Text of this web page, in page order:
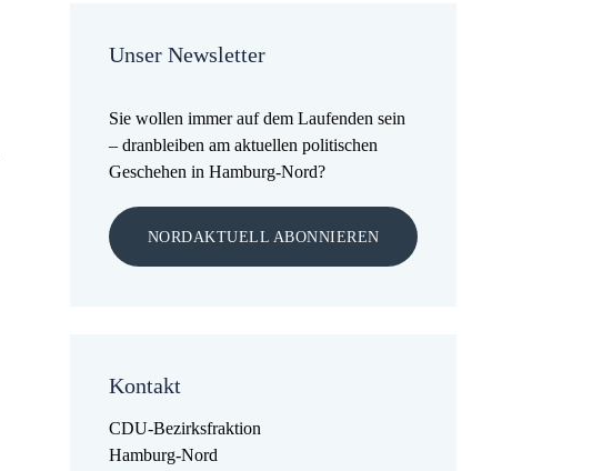
Unser Newsletter
Sie wollen immer auf dem Laufenden sein
– dranbleiben am aktuellen politischen
Geschehen in Hamburg-Nord?
NORDAKTUELL ABONNIEREN
Kontakt
CDU-Bezirksfraktion
Hamburg-Nord